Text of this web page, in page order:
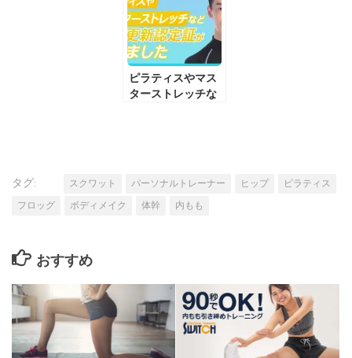
ピラティスやマス
ターストレッチな
タグ: スクワット パーソナルトレーナー ヒップ
ピラティス
フロッグ
ボディメイク 体幹 内もも
おすすめ